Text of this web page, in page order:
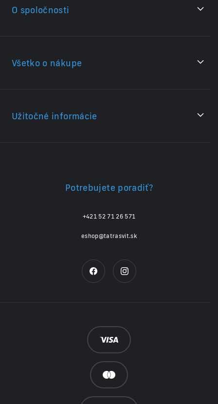
O spoločnosti
Všetko o nákupe
Užitočné informácie
Potrebujete poradiť?
+421 52 71 26 571
eshop@tatrasvit.sk